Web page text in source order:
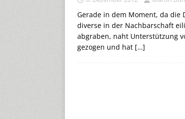
Gerade in dem Moment, da die
diverse in der Nachbarschaft
abgraben, naht Unterstützung
gezogen und hat […]